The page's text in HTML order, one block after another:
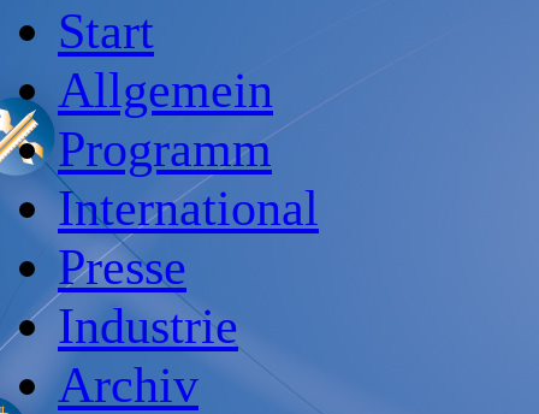
Start
Allgemein
Programm
International
Presse
Industrie
Archiv